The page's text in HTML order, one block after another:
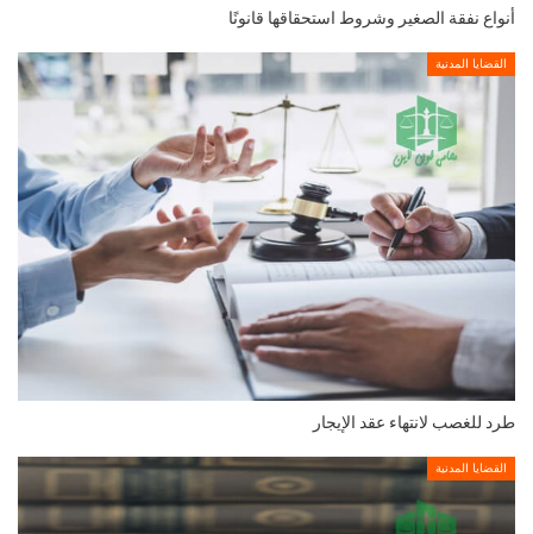
أنواع نفقة الصغير وشروط استحقاقها قانونًا
القضايا المدنية
طرد للغصب لانتهاء عقد الإيجار
القضايا المدنية